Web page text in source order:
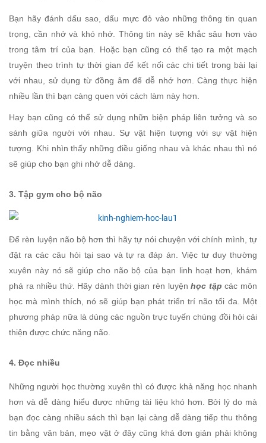
Bạn hãy đánh dấu sao, dấu mực đỏ vào những thông tin quan
trọng, cần nhớ và khó nhớ. Thông tin này sẽ khắc sâu hơn vào
trong tâm trí của bạn. Hoặc bạn cũng có thể tạo ra một mạch
truyện theo trình tự thời gian để kết nối các chi tiết trong bài lại
với nhau, sử dụng từ đồng âm để dễ nhớ hơn. Càng thực hiện
nhiều lần thì bạn càng quen với cách làm này hơn.
Hay bạn cũng có thể sử dụng nhữn biện pháp liên tưởng và so
sánh giữa người với nhau. Sự vật hiện tượng với sự vật hiện
tượng. Khi nhìn thấy những điều giống nhau và khác nhau thì nó
sẽ giúp cho bạn ghi nhớ dễ dàng.
3. Tập gym cho bộ não
Để rèn luyện não bộ hơn thì hãy tự nói chuyện với chính mình, tự
đặt ra các câu hỏi tại sao và tự ra đáp án. Việc tư duy thường
xuyên này nó sẽ giúp cho não bộ của bạn linh hoạt hơn, khám
phá ra nhiều thứ. Hãy dành thời gian rèn luyệnhọc tập các môn
học mà mình thích, nó sẽ giúp bạn phát triển trí não tối đa. Một
phương pháp nữa là dùng các nguồn trực tuyến chúng đồi hỏi cải
thiện được chức năng não.
4. Đọc nhiều
Những người học thường xuyên thì có được khả năng học nhanh
hơn và dễ dàng hiểu được những tài liệu khó hơn. Bởi lý do mà
bạn đọc càng nhiều sách thì bạn lại càng dễ dàng tiếp thu thông
tin bằng văn bản, mẹo vặt ở đây cũng khá đơn giản phải không